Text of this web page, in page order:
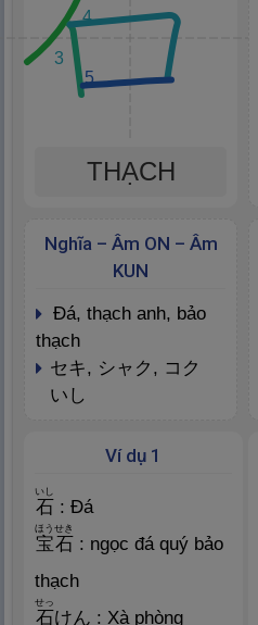
3
4
5
THẠCH
Nghĩa – Âm ON – Âm
KUN
đá, thạch anh, bảo
thạch
セキ, シャク, コク
いし
Ví dụ 1
石
いし
: Đá
宝
Nghĩa: Quý giá, châu báu, vật
石
ほうせき
: ngọc đá quý bảo
thạch
石
せっ
けん : Xà phòng